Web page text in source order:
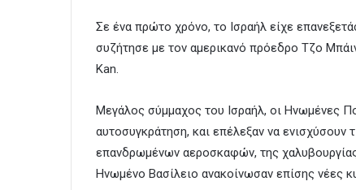
Σε ένα πρώτο χρόνο, το Ισραήλ είχε
συζήτησε με τον αμερικανό πρόεδρο Τζο
Kan.
Μεγάλος σύμμαχος του Ισραήλ, οι Ηνωμένες
αυτοσυγκράτηση, και επέλεξαν να ενισχύσουν
επανδρωμένων αεροσκαφών, της
Ηνωμένο Βασίλειο ανακοίνωσαν επίσης νέες